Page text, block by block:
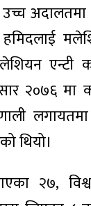
अदालतमा
एन्टी
२०७६ मा
लगायतमा
थियो।
२७,